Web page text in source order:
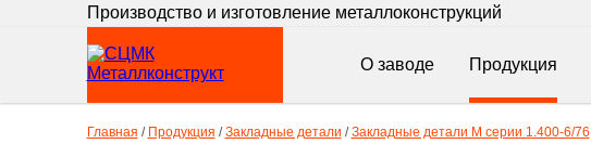
Производство и изготовление металлоконструкций
О заводе Продукция
Главная / Продукция / Закладные детали / Закладные детали М серии 1.400-6/76